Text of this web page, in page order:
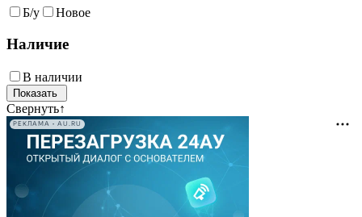
Б/у Новое
Наличие
В наличии
Свернуть↑
РЕКЛАМА • AU.RU